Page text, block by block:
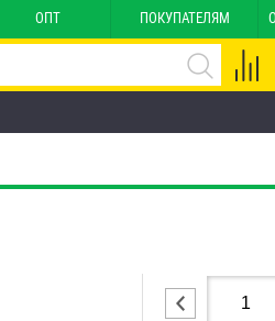
ОПТ ПОКУПАТЕЛЯМ